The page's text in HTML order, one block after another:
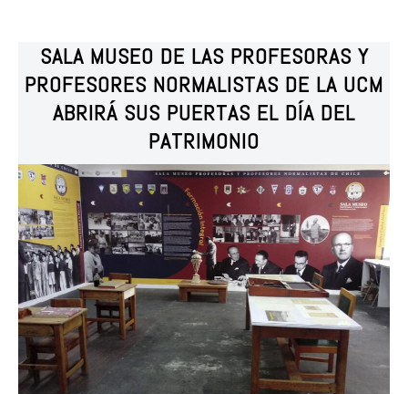
SALA MUSEO DE LAS PROFESORAS Y
PROFESORES NORMALISTAS DE LA UCM
ABRIRÁ SUS PUERTAS EL DÍA DEL
PATRIMONIO